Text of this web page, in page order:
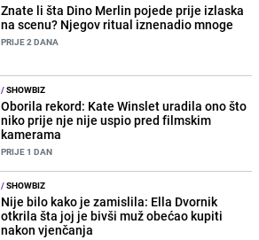
Znate li šta Dino Merlin pojede prije izlaska
na scenu? Njegov ritual iznenadio mnoge
PRIJE 2 DANA
/SHOWBIZ
Oborila rekord: Kate Winslet uradila ono što
niko prije nje nije uspio pred filmskim
kamerama
PRIJE 1 DAN
/SHOWBIZ
Nije bilo kako je zamislila: Ella Dvornik
otkrila šta joj je bivši muž obećao kupiti
nakon vjenčanja